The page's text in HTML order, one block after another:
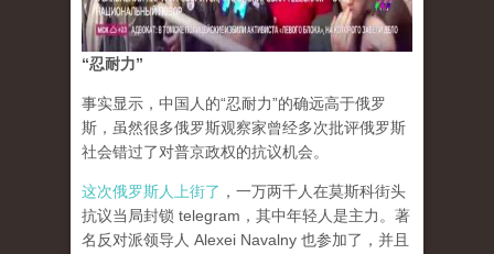
“忍耐力”
事实显示，中国人的“忍耐力”的确远高于俄罗
斯，虽然很多俄罗斯观察家曾经多次批评俄罗斯
社会错过了对普京政权的抗议机会。
这次俄罗斯人上街了 ，一万两千人在莫斯科街头
抗议当局封锁 telegram，其中年轻人是主力。著
名反对派领导人 Alexei Navalny 也参加了，并且